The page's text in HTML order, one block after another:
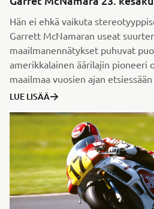
Hän ei ehkä vaikuta
Garrett McNamaran useat
maailmanennätykset puhuvat
amerikkalainen äärilajin pioneeri
maailmaa vuosien ajan
LUE LISÄÄ